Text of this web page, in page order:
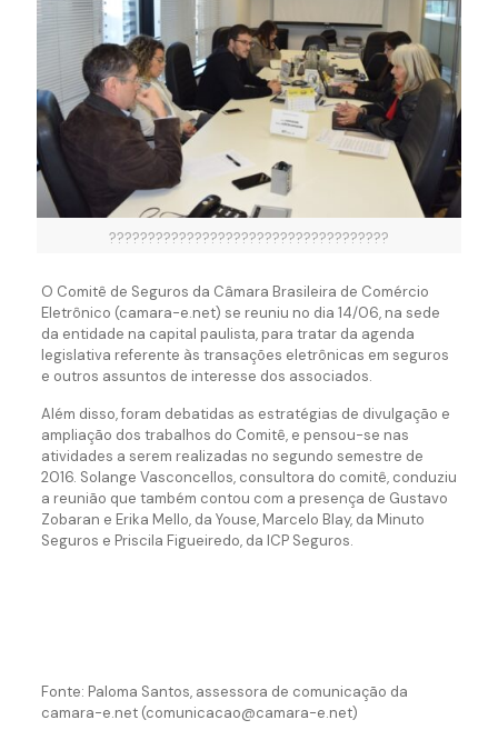
????????????????????????????????????
O Comitê de Seguros da Câmara Brasileira de Comércio
Eletrônico (camara-e.net) se reuniu no dia 14/06, na sede
da entidade na capital paulista, para tratar da agenda
legislativa referente às transações eletrônicas em seguros
e outros assuntos de interesse dos associados.
Além disso, foram debatidas as estratégias de divulgação e
ampliação dos trabalhos do Comitê, e pensou-se nas
atividades a serem realizadas no segundo semestre de
2016. Solange Vasconcellos, consultora do comitê, conduziu
a reunião que também contou com a presença de Gustavo
Zobaran e Erika Mello, da Youse, Marcelo Blay, da Minuto
Seguros e Priscila Figueiredo, da ICP Seguros.
Fonte: Paloma Santos, assessora de comunicação da
camara-e.net (comunicacao@camara-e.net)